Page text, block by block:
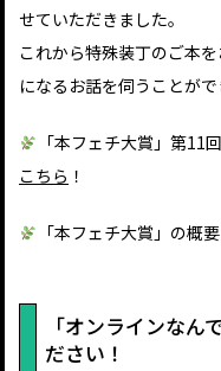
せていただきました。
これから特殊装丁のご本
になるお話を伺うことがで
「本フェチ大賞」第11
こちら ！
「本フェチ大賞」の概
「オンラインなん
ださい！